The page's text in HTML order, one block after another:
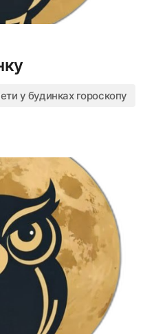
у будинках гороскопу